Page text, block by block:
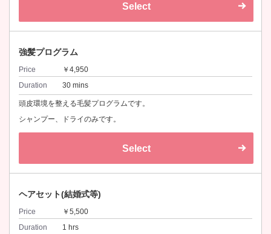
Select
強髪プログラム
Price
￥4,950
Duration
30 mins
頭皮環境を整える毛髪プログラムです。
シャンプー、ドライのみです。
Select
ヘアセット(結婚式等)
Price
￥5,500
Duration
1 hrs